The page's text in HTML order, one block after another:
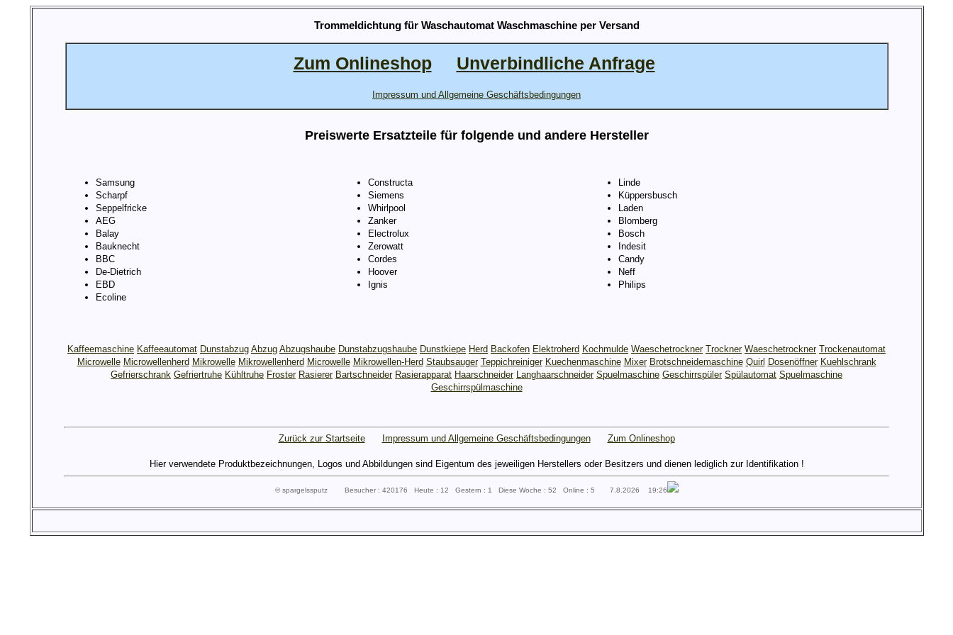
Trommeldichtung für Waschautomat Waschmaschine per Versand
Zum Onlineshop Unverbindliche Anfrage
Impressum und Allgemeine Geschäftsbedingungen
Preiswerte Ersatzteile für folgende und andere Hersteller
Samsung
Scharpf
Seppelfricke
AEG
Balay
Bauknecht
BBC
De-Dietrich
EBD
Ecoline
Constructa
Siemens
Whirlpool
Zanker
Electrolux
Zerowatt
Cordes
Hoover
Ignis
Linde
Küppersbusch
Laden
Blomberg
Bosch
Indesit
Candy
Neff
Philips
Kaffeemaschine Kaffeeautomat Dunstabzug Abzug Abzugshaube Dunstabzugshaube Dunstkiepe Herd Backofen Elektroherd Kochmulde Waeschetrockner Trockner Waeschetrockner Trockenautomat
Microwelle Microwellenherd Mikrowelle Mikrowellenherd Microwelle Mikrowellen-Herd Staubsauger Teppichreiniger Kuechenmaschine Mixer Brotschneidemaschine Quirl Dosenöffner Kuehlschrank
Gefrierschrank Gefriertruhe Kühltruhe Froster Rasierer Bartschneider Rasierapparat Haarschneider Langhaarschneider Spuelmaschine Geschirrspüler Spülautomat Spuelmaschine
Geschirrspülmaschine
Zurück zur Startseite Impressum und Allgemeine Geschäftsbedingungen Zum Onlineshop
Hier verwendete Produktbezeichnungen, Logos und Abbildungen sind Eigentum des jeweiligen Herstellers oder Besitzers und dienen lediglich zur Identifikation !
© spargelssputz Besucher : 420176 Heute : 12 Gestern : 1 Diese Woche : 52 Online : 5 7.8.2026 19:26